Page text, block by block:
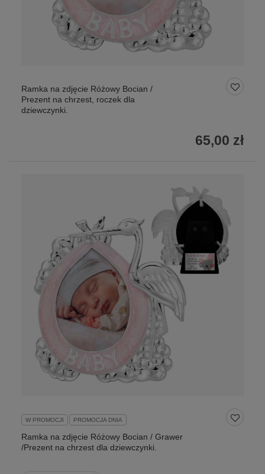
Ramka na zdjęcie Różowy Bocian /
Prezent na chrzest, roczek dla
dziewczynki.
65,00 zł
W PROMOCJI PROMOCJA DNIA
Ramka na zdjęcie Różowy Bocian / Grawer
/Prezent na chrzest dla dziewczynki.